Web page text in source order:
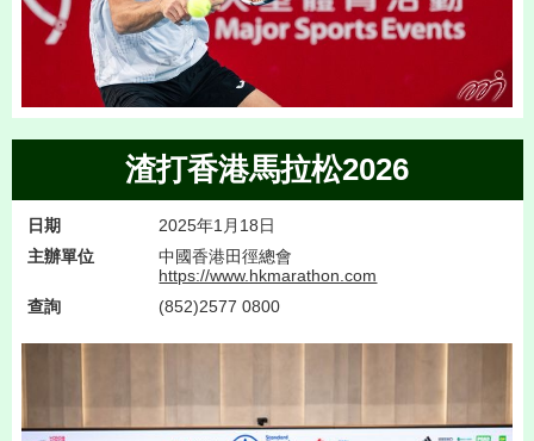
渣打香港馬拉松2026
日期
2025年1月18日
主辦單位
中國香港田徑總會
https://www.hkmarathon.com
查詢
(852)2577 0800